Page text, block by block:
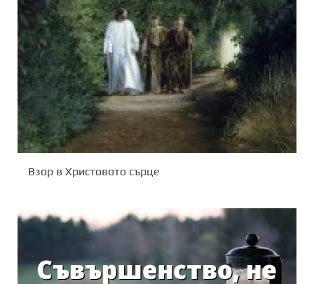
Взор в Христовото сърце